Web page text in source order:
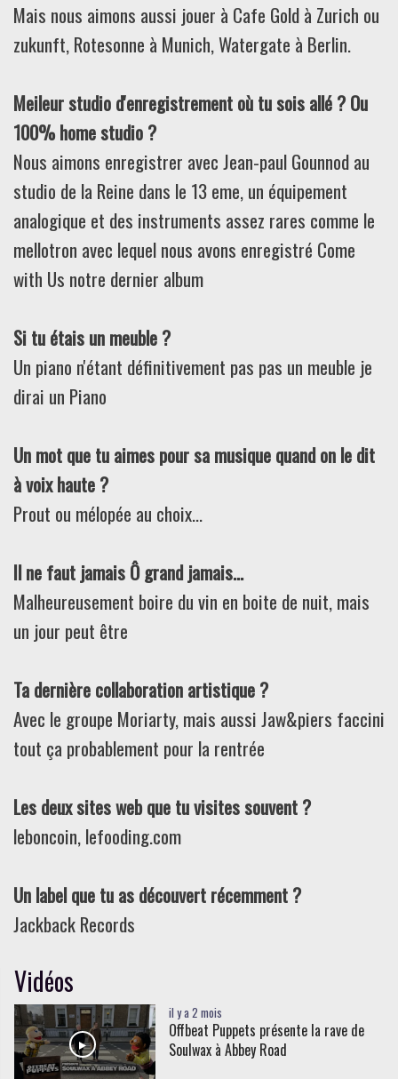
Mais nous aimons aussi jouer à Cafe Gold à Zurich ou
zukunft, Rotesonne à Munich, Watergate à Berlin.
Meileur studio d'enregistrement où tu sois allé ? Ou
100% home studio ?
Nous aimons enregistrer avec Jean-paul Gounnod au
studio de la Reine dans le 13 eme, un équipement
analogique et des instruments assez rares comme le
mellotron avec lequel nous avons enregistré Come
with Us notre dernier album
Si tu étais un meuble ?
Un piano n'étant définitivement pas pas un meuble je
dirai un Piano
Un mot que tu aimes pour sa musique quand on le dit
à voix haute ?
Prout ou mélopée au choix...
Il ne faut jamais Ô grand jamais…
Malheureusement boire du vin en boite de nuit, mais
un jour peut être
Ta dernière collaboration artistique ?
Avec le groupe Moriarty, mais aussi Jaw&piers faccini
tout ça probablement pour la rentrée
Les deux sites web que tu visites souvent ?
leboncoin, lefooding.com
Un label que tu as découvert récemment ?
Jackback Records
Vidéos
il y a 2 mois
Offbeat Puppets présente la rave de
Soulwax à Abbey Road